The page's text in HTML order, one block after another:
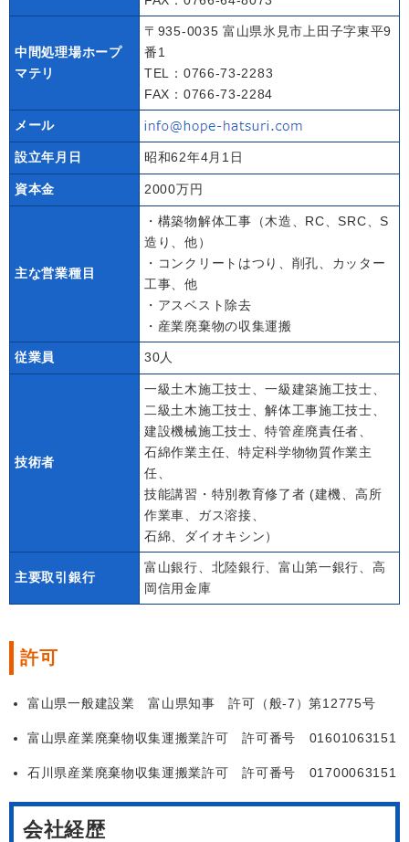
中間処理場ホープ
マテリ
〒935-0035 富山県氷見市上田子字東平9
番1
TEL： 0766-73-2283
FAX：0766-73-2284
メール
設立年月日 昭和62年4月1日
資本金 2000万円
主な営業種目
・構築物解体工事（木造、RC、SRC、S
造り、他）
・コンクリートはつり、削孔、カッター
工事、他
・アスベスト除去
・産業廃棄物の収集運搬
従業員 30人
技術者
一級土木施工技士、一級建築施工技士、
二級土木施工技士、解体工事施工技士、
建設機械施工技士、特管産廃責任者、
石綿作業主任、特定科学物物質作業主
任、
技能講習・特別教育修了者 (建機、高所
作業車、ガス溶接、
石綿、ダイオキシン）
主要取引銀行
富山銀行、北陸銀行、富山第一銀行、高
岡信用金庫
許可
富山県一般建設業 富山県知事 許可（般-7）第12775号
富山県産業廃棄物収集運搬業許可 許可番号 01601063151
石川県産業廃棄物収集運搬業許可 許可番号 01700063151
会社経歴